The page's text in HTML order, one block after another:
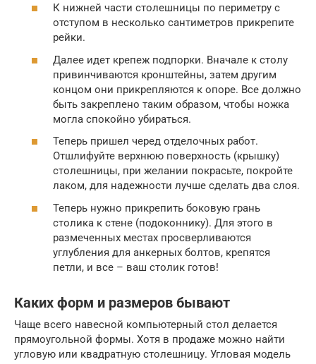
К нижней части столешницы по периметру с
отступом в несколько сантиметров прикрепите
рейки.
Далее идет крепеж подпорки. Вначале к столу
привинчиваются кронштейны, затем другим
концом они прикрепляются к опоре. Все должно
быть закреплено таким образом, чтобы ножка
могла спокойно убираться.
Теперь пришел черед отделочных работ.
Отшлифуйте верхнюю поверхность (крышку)
столешницы, при желании покрасьте, покройте
лаком, для надежности лучше сделать два слоя.
Теперь нужно прикрепить боковую грань
столика к стене (подоконнику). Для этого в
размеченных местах просверливаются
углубления для анкерных болтов, крепятся
петли, и все – ваш столик готов!
Каких форм и размеров бывают
Чаще всего навесной компьютерный стол делается
прямоугольной формы. Хотя в продаже можно найти
угловую или квадратную столешницу. Угловая модель